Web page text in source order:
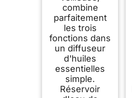
combine
parfaitement
les trois
fonctions dans
un diffuseur
d'huiles
essentielles
simple.
Réservoir